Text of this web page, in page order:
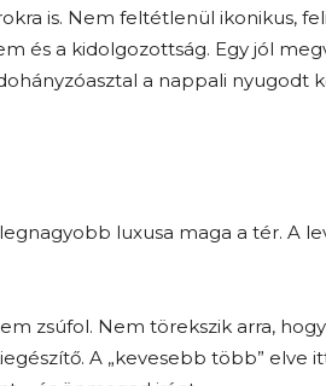
is. Nem feltétlenül ikonikus,
és a kidolgozottság. Egy jól
a nappali
luxusa maga a tér. A
zsúfol. Nem törekszik arra,
A „kevesebb több” elve